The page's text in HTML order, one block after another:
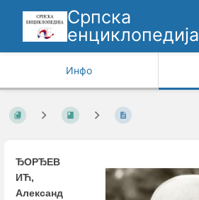
Српска
енциклопедија
Инфо
ЂОРЂЕВ
ИЋ,
Александ